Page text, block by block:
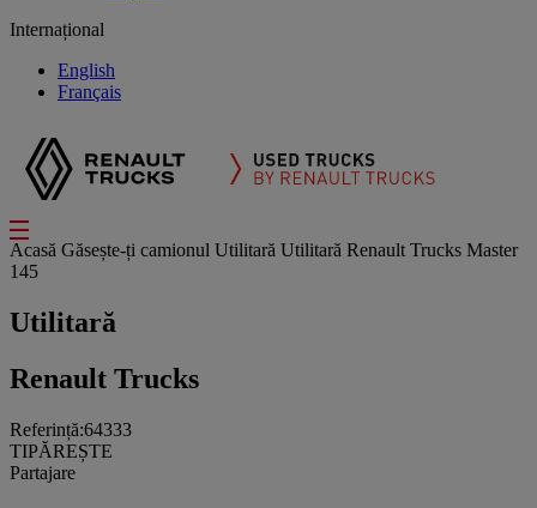
Internațional
English
Français
Acasă Găsește-ți camionul Utilitară Utilitară Renault Trucks Master
145
Utilitară
Renault Trucks
Referință:64333
TIPĂREȘTE
Partajare